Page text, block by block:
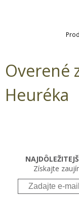
Overené
Heuréka
Získajte